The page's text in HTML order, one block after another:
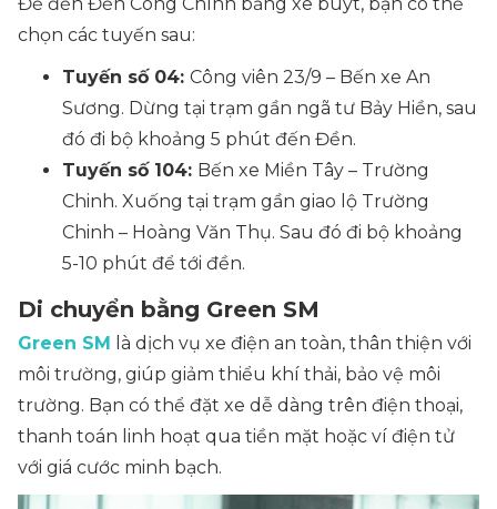
chọn các tuyến sau:
Tuyến số 04: Công viên 23/9 – Bến xe An
Sương. Dừng tại trạm gần ngã tư Bảy Hiền, sau
đó đi bộ khoảng 5 phút đến Đền.
Tuyến số 104: Bến xe Miền Tây – Trường
Chinh. Xuống tại trạm gần giao lộ Trường
Chinh – Hoàng Văn Thụ. Sau đó đi bộ khoảng
5-10 phút để tới đền.
Di chuyển bằng Green SM
Green SM là dịch vụ xe điện an toàn, thân thiện với
môi trường, giúp giảm thiểu khí thải, bảo vệ môi
trường. Bạn có thể đặt xe dễ dàng trên điện thoại,
thanh toán linh hoạt qua tiền mặt hoặc ví điện tử
với giá cước minh bạch.